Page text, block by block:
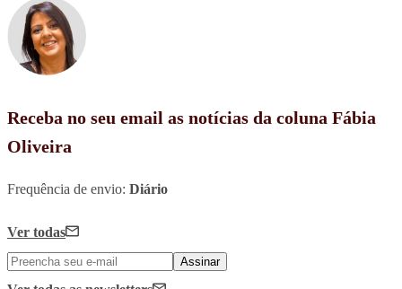
Receba no seu email as notícias da coluna Fábia
Oliveira
Frequência de envio: Diário
Ver todas
Assinar